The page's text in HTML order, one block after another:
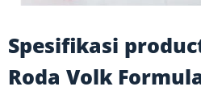
Spesifikasi
Roda Volk